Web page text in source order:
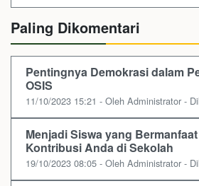
Paling Dikomentari
Pentingnya Demokrasi dalam
OSIS
11/10/2023 15:21 - Oleh Administrator -
Menjadi Siswa yang
Kontribusi Anda di Sekolah
19/10/2023 08:05 - Oleh Administrator -